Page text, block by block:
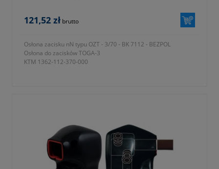
121,52 zł brutto
Osłona zacisku nN typu OZT - 3/70 - BK 7112 - BEZPOL
Osłona do zacisków TOGA-3
KTM 1362-112-370-000